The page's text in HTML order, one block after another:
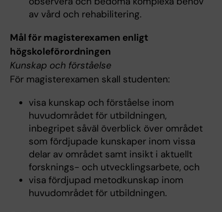
av vård och rehabilitering.
Mål för magisterexamen enligt
högskoleförordningen
Kunskap och förståelse
För magisterexamen skall studenten:
visa kunskap och förståelse inom
huvudområdet för utbildningen,
inbegripet såväl överblick över området
som fördjupade kunskaper inom vissa
delar av området samt insikt i aktuellt
forsknings- och utvecklingsarbete, och
visa fördjupad metodkunskap inom
huvudområdet för utbildningen.